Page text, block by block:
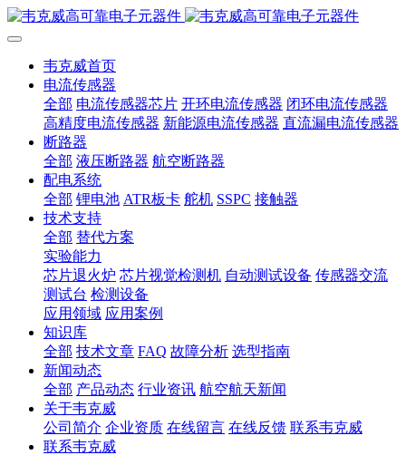
韦克威首页
电流传感器
全部 电流传感器芯片 开环电流传感器 闭环电流传感器
高精度电流传感器 新能源电流传感器 直流漏电流传感器
断路器
全部 液压断路器 航空断路器
配电系统
全部 锂电池 ATR板卡 舵机 SSPC 接触器
技术支持
全部 替代方案
实验能力
芯片退火炉 芯片视觉检测机 自动测试设备 传感器交流
测试台 检测设备
应用领域 应用案例
知识库
全部 技术文章 FAQ 故障分析 选型指南
新闻动态
全部 产品动态 行业资讯 航空航天新闻
关于韦克威
公司简介 企业资质 在线留言 在线反馈 联系韦克威
联系韦克威